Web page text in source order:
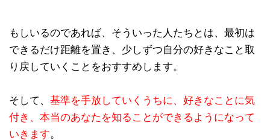
もしいるのであれば、そういった人たちとは、最初は
できるだけ距離を置き、少しずつ自分の好きなこと取
り戻していくことをおすすめします。
そして、 基準を手放していくうちに、好きなことに気
付き、本当のあなたを知ることができるようになって
いきます。